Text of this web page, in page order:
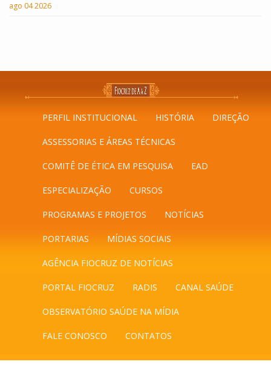
ago 04 2026
PERFIL INSTITUCIONAL HISTÓRIA DIREÇÃO
ASSESSORIAS E ÁREAS TÉCNICAS
COMITÊ DE ÉTICA EM PESQUISA EAD
ESPECIALIZAÇÃO CURSOS
PROGRAMAS E PROJETOS NOTÍCIAS
PORTARIAS MÍDIAS SOCIAIS
AGÊNCIA FIOCRUZ DE NOTÍCIAS
PORTAL FIOCRUZ RADIS CANAL SAÚDE
OBSERVATÓRIO SAÚDE NA MÍDIA
FALE CONOSCO CONTATOS